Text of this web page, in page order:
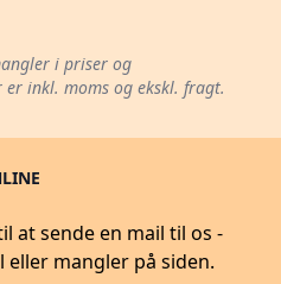
i priser og
inkl. moms og ekskl. fragt.
at sende en mail til os -
mangler på siden.